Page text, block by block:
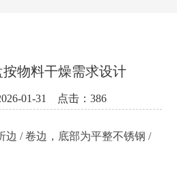
物料干燥需求设计
01-31 点击：386
边 / 卷边，底部为平整不锈钢 /